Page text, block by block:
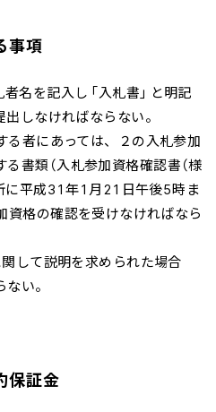
事項
名を記入し「入札書」と明記
しなければならない。
者にあっては、２の入札参加
書類（入札参加資格確認書（様
所に平成31年1月21日午後5時ま
資格の確認を受けなければなら
して説明を求められた場合
い。
保証金